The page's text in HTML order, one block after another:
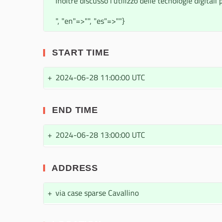
", "en"=>"", "es"=>""}
START TIME
+ 2024-06-28 11:00:00 UTC
END TIME
+ 2024-06-28 13:00:00 UTC
ADDRESS
+ via case sparse Cavallino